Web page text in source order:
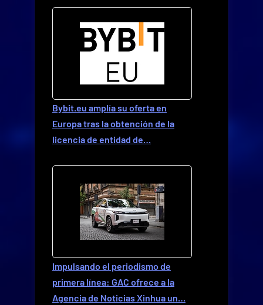
Bybit.eu amplía su oferta en
Europa tras la obtención de la
licencia de entidad de…
Impulsando el periodismo de
primera línea: GAC ofrece a la
Agencia de Noticias Xinhua un…